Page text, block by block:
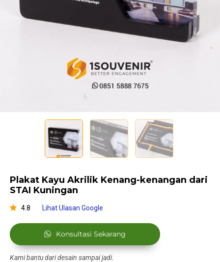
Plakat Kayu Akrilik Kenang-kenangan dari
STAI Kuningan
4.8 Lihat Ulasan Google
Konsultasi Sekarang
Kami bantu dari desain sampai jadi.